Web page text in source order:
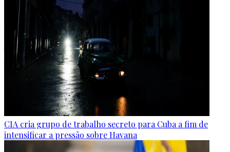
CIA cria grupo de trabalho secreto para Cuba a fim de
intensificar a pressão sobre Havana